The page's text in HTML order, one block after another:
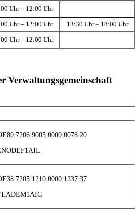
Uhr – 12:00 Uhr
Uhr – 12:00 Uhr 13:30 Uhr – 18:00 Uhr
Uhr – 12:00 Uhr
Verwaltungsgemeinschaft
7206 9005 0000 0078 20
7205 1210 0000 1237 37